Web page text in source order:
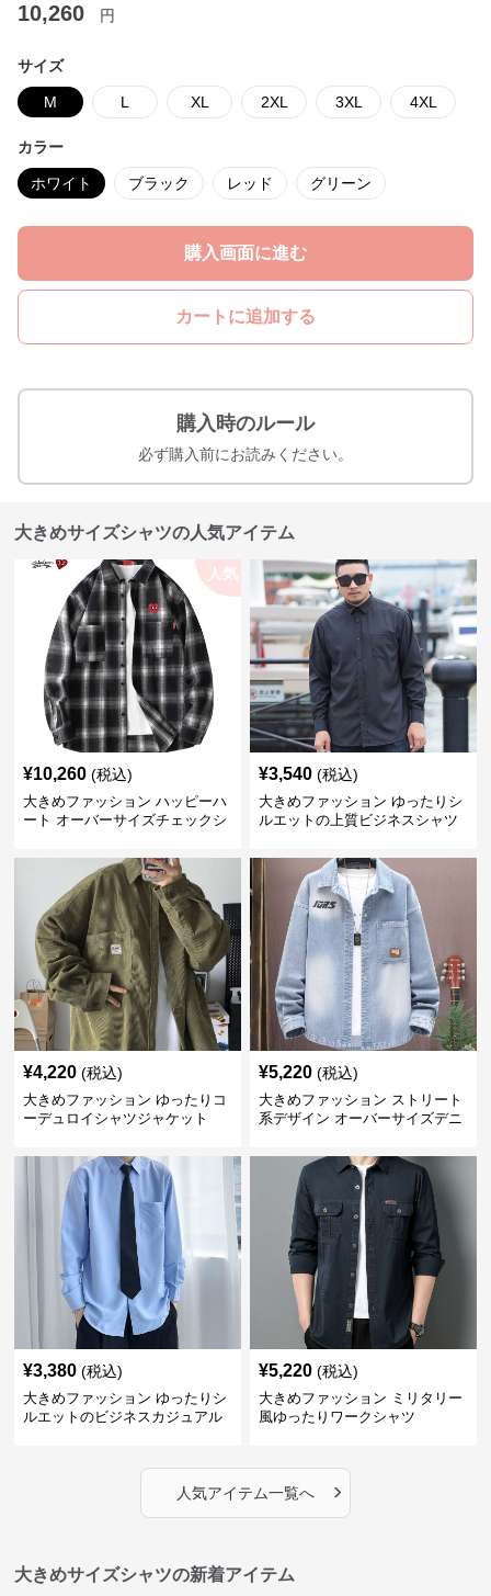
10,260 円
サイズ
M L XL 2XL 3XL 4XL
カラー
ホワイト ブラック レッド グリーン
購入画面に進む
カートに追加する
購入時のルール
必ず購入前にお読みください。
大きめサイズシャツの人気アイテム
人気
¥10,260 (税込)
大きめファッション ハッピーハ
ート オーバーサイズチェックシ
¥3,540 (税込)
大きめファッション ゆったりシ
ルエットの上質ビジネスシャツ
¥4,220 (税込)
大きめファッション ゆったりコ
ーデュロイシャツジャケット
¥5,220 (税込)
大きめファッション ストリート
系デザイン オーバーサイズデニ
¥3,380 (税込)
大きめファッション ゆったりシ
ルエットのビジネスカジュアル
¥5,220 (税込)
大きめファッション ミリタリー
風ゆったりワークシャツ
人気アイテム一覧へ ›
大きめサイズシャツの新着アイテム